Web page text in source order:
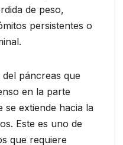
de peso,
persistentes o
páncreas que
en la parte
se extiende hacia la
Este es uno de
que requiere